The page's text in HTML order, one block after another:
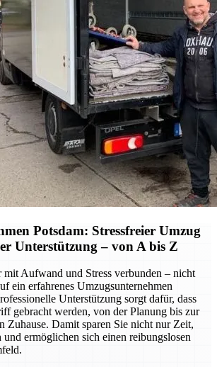
Potsdam: Stressfreier Umzug
Unterstützung – von A bis Z
Aufwand und Stress verbunden – nicht
ein erfahrenes Umzugsunternehmen
Unterstützung sorgt dafür, dass
gebracht werden, von der Planung bis zur
Zuhause. Damit sparen Sie nicht nur Zeit,
ermöglichen sich einen reibungslosen